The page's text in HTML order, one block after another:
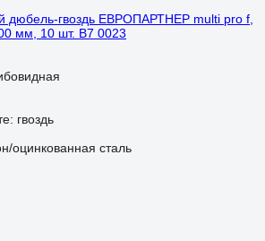
дюбель-гвоздь ЕВРОПАРТНЕР multi pro f,
мм, 10 шт. B7 0023
гвоздь
оцинкованная сталь